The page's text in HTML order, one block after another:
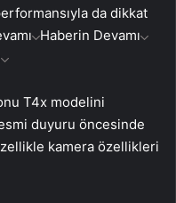
da dikkat
Haberin Devamı
T4x modelini
duyuru öncesinde
kamera özellikleri